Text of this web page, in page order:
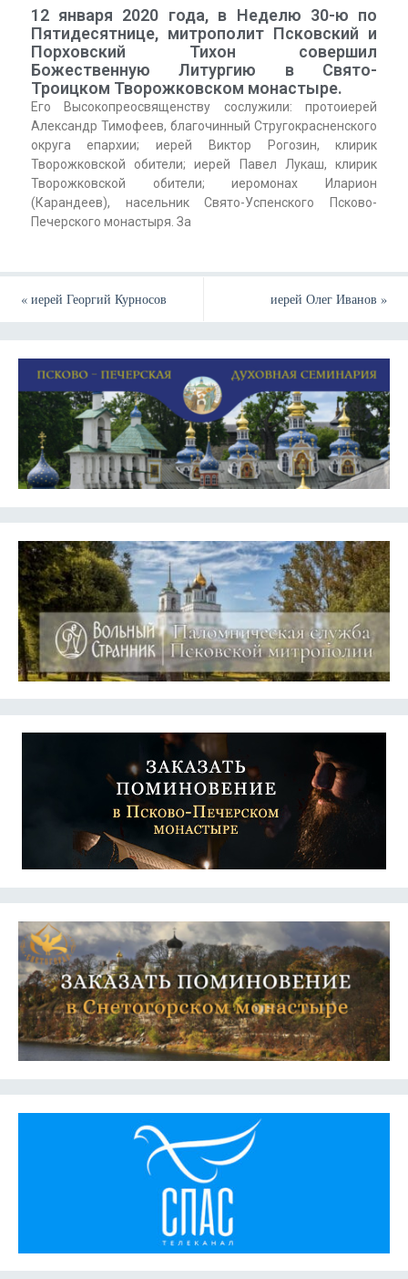
12 января 2020 года, в Неделю 30-ю по
Пятидесятнице, митрополит Псковский и
Порховский Тихон совершил
Божественную Литургию в Свято-
Троицком Творожковском монастыре.
Его Высокопреосвященству сослужили: протоиерей
Александр Тимофеев, благочинный Стругокрасненского
округа епархии; иерей Виктор Рогозин, клирик
Творожковской обители; иерей Павел Лукаш, клирик
Творожковской обители; иеромонах Иларион
(Карандеев), насельник Свято-Успенского Псково-
Печерского монастыря. За
«иерей Георгий Курносов иерей Олег Иванов»